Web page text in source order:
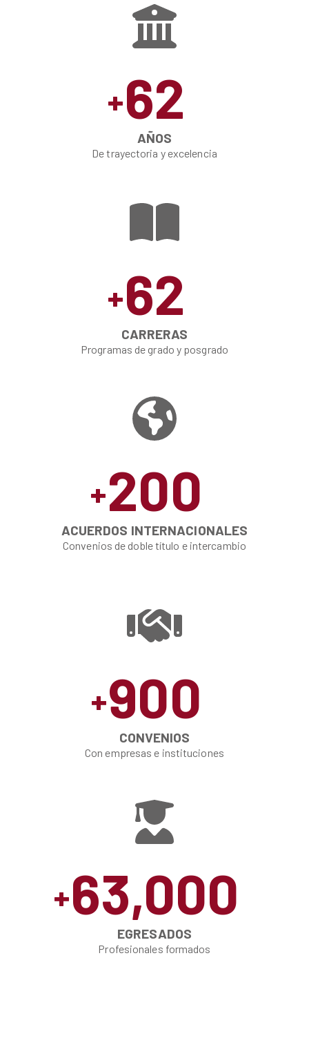
+62
AÑOS
De trayectoria y excelencia
+62
CARRERAS
Programas de grado y posgrado
+200
ACUERDOS INTERNACIONALES
Convenios de doble título e intercambio
+900
CONVENIOS
Con empresas e instituciones
+63,000
EGRESADOS
Profesionales formados